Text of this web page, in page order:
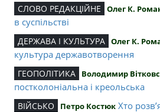
СЛОВО РЕДАКЦІЙНЕ Олег К.
в суспільстві
ДЕРЖАВА І КУЛЬТУРА Олег К.
культура державотворення
ГЕОПОЛІТИКА Володимир
постколоніальна і креольська
ВІЙСЬКО Петро Костюк Хто